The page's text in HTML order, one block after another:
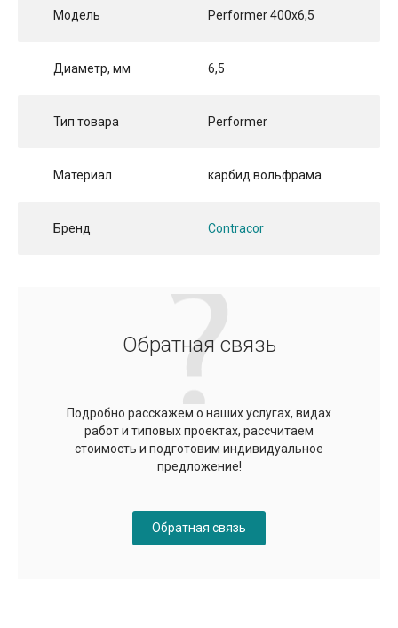
Модель Performer 400х6,5
Диаметр, мм 6,5
Тип товара Performer
Материал карбид вольфрама
Бренд Contracor
Обратная связь
Подробно расскажем о наших услугах, видах
работ и типовых проектах, рассчитаем
стоимость и подготовим индивидуальное
предложение!
Обратная связь